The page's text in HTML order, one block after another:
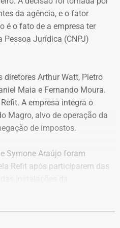
R$ 2,35 milhões, um
mil, R$ 709 mil em “bens
35 mil em dinheiro em
da agência, e o fator
é o fato de a empresa ter
Jurídica (CNPJ)
Arthur Watt, Pietro
Maia e Fernando Moura.
A empresa integra o
Magro, alvo de operação da
de impostos.
Symone Araújo foram
Refit após participarem das